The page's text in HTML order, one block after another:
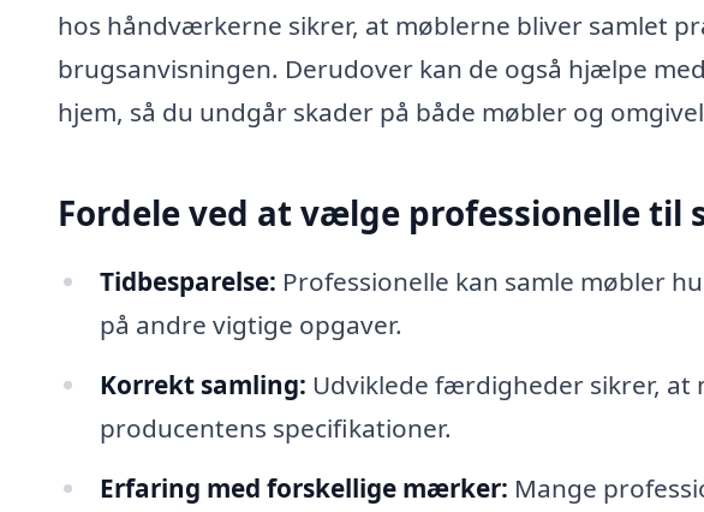
hos håndværkerne sikrer, at møblerne bliver samlet
brugsanvisningen. Derudover kan de også hjælpe
hjem, så du undgår skader på både møbler og
Fordele ved at vælge professionelle til
Tidbesparelse: Professionelle kan samle møbler
på andre vigtige opgaver.
Korrekt samling: Udviklede færdigheder sikrer, at
producentens specifikationer.
Erfaring med forskellige mærker: Mange